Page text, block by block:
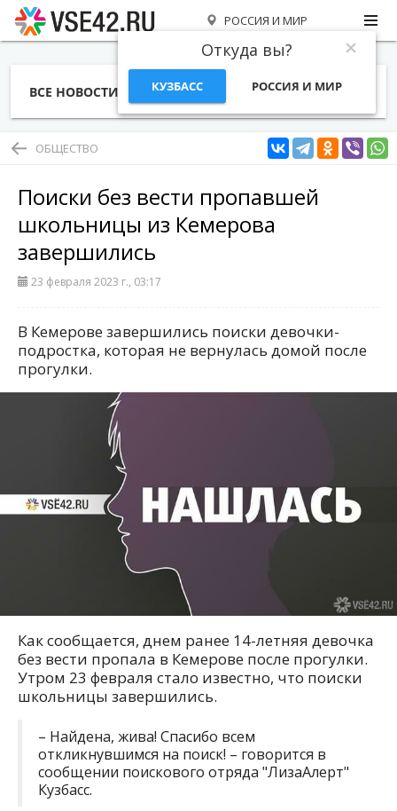
РОССИЯ И МИР
Откуда вы?
КУЗБАСС РОССИЯ И МИР
ВСЕ НОВОСТИ СТАТЬИ ТЕМЫ ФОТО
ОБЩЕСТВО
Поиски без вести пропавшей
школьницы из Кемерова
завершились
23 февраля 2023 г., 03:17
В Кемерове завершились поиски девочки-
подростка, которая не вернулась домой после
прогулки.
Как сообщается, днем ранее 14-летняя девочка
без вести пропала в Кемерове после прогулки.
Утром 23 февраля стало известно, что поиски
школьницы завершились.
– Найдена, жива! Спасибо всем
откликнувшимся на поиск! – говорится в
сообщении поискового отряда "ЛизаАлерт"
Кузбасс.